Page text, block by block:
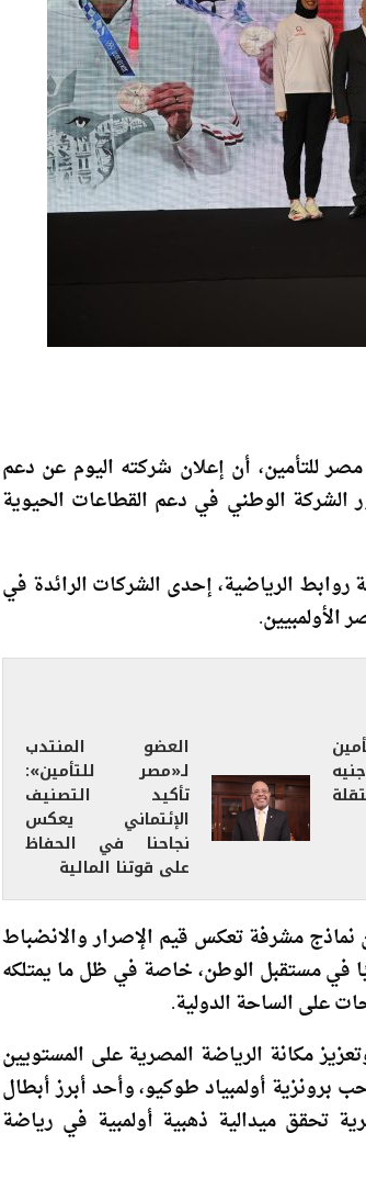
للتأمين، أن إعلان شركته اليوم عن دعم
الشركة الوطني في دعم القطاعات الحيوية
الرياضية، إحدى الشركات الرائدة في
الأولمبيين.
جنيه
العضو المنتدب
لـ«مصر للتأمين»:
تأكيد التصنيف
الإئتماني يعكس
نجاحنا في الحفاظ
على قوتنا المالية
مشرفة تعكس قيم الإصرار والانضباط
في مستقبل الوطن، خاصة في ظل ما يمتلكه
على الساحة الدولية.
مكانة الرياضة المصرية على المستويين
أولمبياد طوكيو، وأحد أبرز أبطال
تحقق ميدالية ذهبية أولمبية في رياضة